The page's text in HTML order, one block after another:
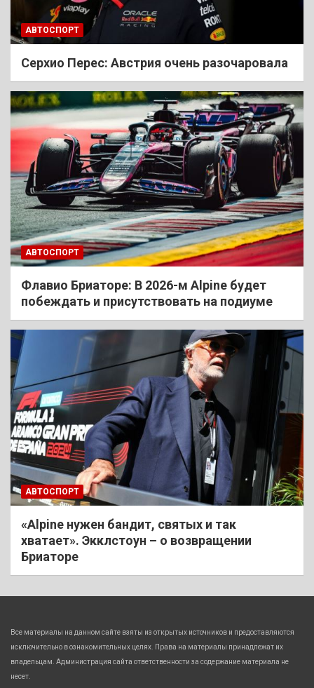
АВТОСПОРТ
Cерхио Перес: Австрия очень разочаровала
АВТОСПОРТ
Флавио Бриаторе: В 2026-м Alpine будет
побеждать и присутствовать на подиуме
АВТОСПОРТ
«Alpine нужен бандит, святых и так
хватает». Экклстоун – о возвращении
Бриаторе
Все материалы на данном сайте взяты из открытых источников и предоставляются
исключительно в ознакомительных целях. Права на материалы принадлежат их
владельцам. Администрация сайта ответственности за содержание материала не
несет.